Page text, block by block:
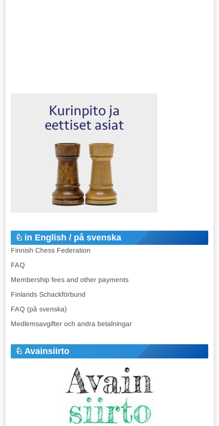
in English / på svenska
Finnish Chess Federation
FAQ
Membership fees and other payments
Finlands Schackförbund
FAQ (på svenska)
Medlemsavgifter och andra betalningar
Avainsiirto